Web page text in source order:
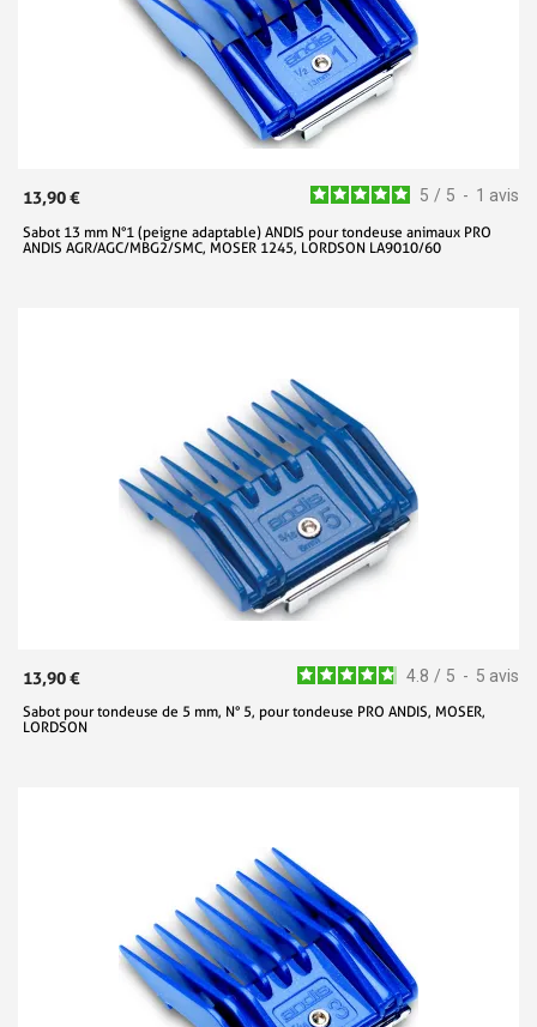
5 / 5 - 1 avis
13,90 €
Sabot 13 mm N°1 (peigne adaptable) ANDIS pour tondeuse animaux PRO
ANDIS AGR/AGC/MBG2/SMC, MOSER 1245, LORDSON LA9010/60
4.8 / 5 - 5 avis
13,90 €
Sabot pour tondeuse de 5 mm, N° 5, pour tondeuse PRO ANDIS, MOSER,
LORDSON